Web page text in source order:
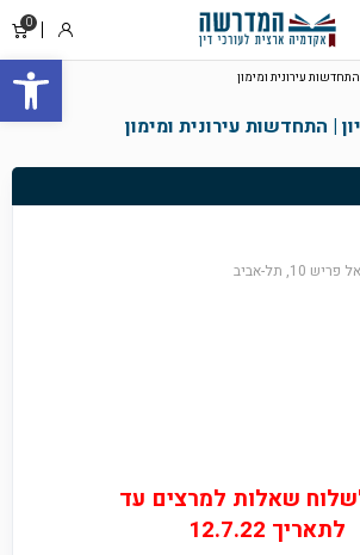
פתח
0
סל
התחבר
עירונית ומימון
| התחדשות עירונית ומימון
תל-אביב
שאלות למרצים עד
לתאריך 12.7.22